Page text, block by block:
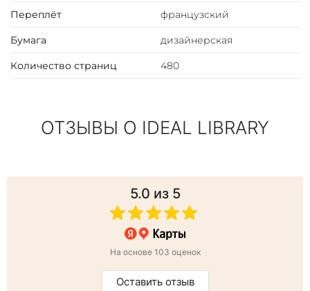
Переплёт французский
Бумага дизайнерская
Количество страниц 480
ОТЗЫВЫ О IDEAL LIBRARY
5.0 из 5
На основе 103 оценок
Оставить отзыв